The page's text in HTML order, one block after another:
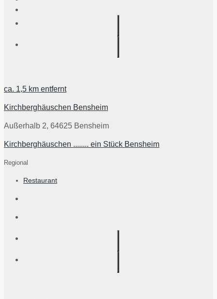
ca. 1,5 km entfernt
Kirchberghäuschen Bensheim
Außerhalb 2, 64625 Bensheim
Kirchberghäuschen ........ ein Stück Bensheim
Regional
Restaurant